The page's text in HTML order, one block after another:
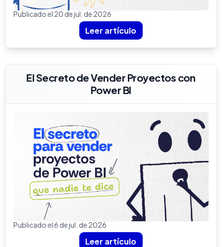
Publicado el 20 de jul. de 2026
Leer artículo
El Secreto de Vender Proyectos con
Power BI
Publicado el 6 de jul. de 2026
Leer artículo